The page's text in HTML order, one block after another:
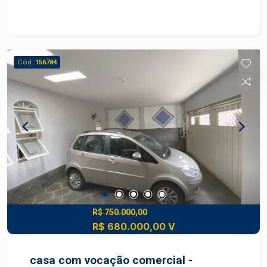
busca conforto, praticidade e ótima localização.
Cód. 156784
R$ 750.000,00
R$ 680.000,00 V
casa com vocação comercial -